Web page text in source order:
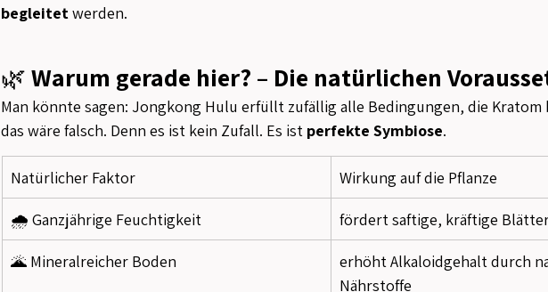
begleitet werden.
🌿 Warum gerade hier? – Die natürlichen
Man könnte sagen: Jongkong Hulu erfüllt zufällig alle Bedingungen, die
das wäre falsch. Denn es ist kein Zufall. Es ist perfekte Symbiose.
Natürlicher Faktor Wirkung auf die Pflanze
🌧️ Ganzjährige Feuchtigkeit fördert saftige, kräftige
🌋 Mineralreicher Boden
erhöht Alkaloidgehalt durch
Nährstoffe